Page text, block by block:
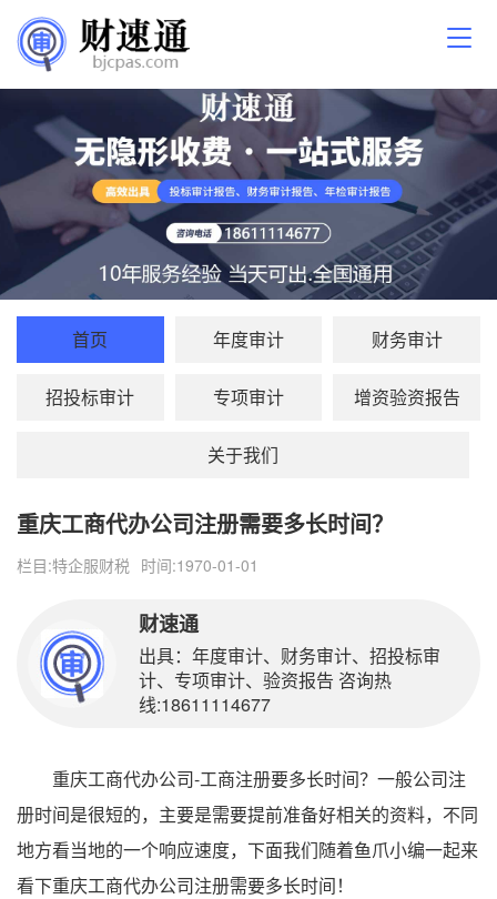
首页 年度审计 财务审计
招投标审计 专项审计 增资验资报告
关于我们
重庆工商代办公司注册需要多长时间？
栏目:特企服财税 时间:1970-01-01
财速通
出具：年度审计、财务审计、招投标审
计、专项审计、验资报告 咨询热
线:18611114677
重庆工商代办公司-工商注册要多长时间？一般公司注
册时间是很短的，主要是需要提前准备好相关的资料，不同
地方看当地的一个响应速度，下面我们随着鱼爪小编一起来
看下重庆工商代办公司注册需要多长时间！